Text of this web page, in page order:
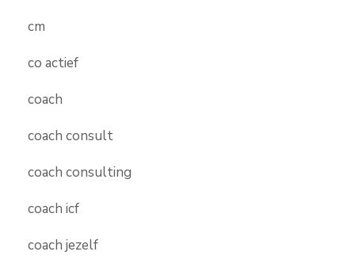
cm
co actief
coach
coach consult
coach consulting
coach icf
coach jezelf